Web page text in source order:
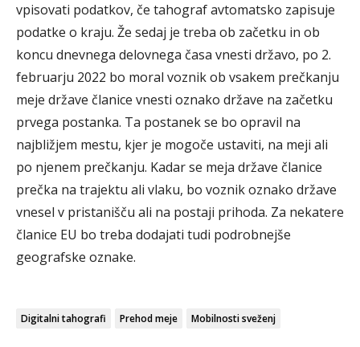
vpisovati podatkov, če tahograf avtomatsko zapisuje
podatke o kraju. Že sedaj je treba ob začetku in ob
koncu dnevnega delovnega časa vnesti državo, po 2.
februarju 2022 bo moral voznik ob vsakem prečkanju
meje države članice vnesti oznako države na začetku
prvega postanka. Ta postanek se bo opravil na
najbližjem mestu, kjer je mogoče ustaviti, na meji ali
po njenem prečkanju. Kadar se meja države članice
prečka na trajektu ali vlaku, bo voznik oznako države
vnesel v pristanišču ali na postaji prihoda. Za nekatere
članice EU bo treba dodajati tudi podrobnejše
geografske oznake.
Digitalni tahografi Prehod meje Mobilnosti sveženj